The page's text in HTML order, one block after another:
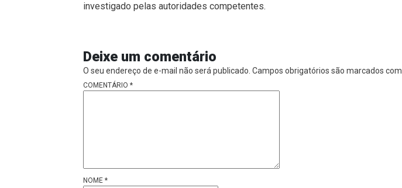
investigado pelas autoridades competentes.
Deixe um comentário
O seu endereço de e-mail não será publicado. Campos obrigatórios são marcados com
COMENTÁRIO *
NOME *